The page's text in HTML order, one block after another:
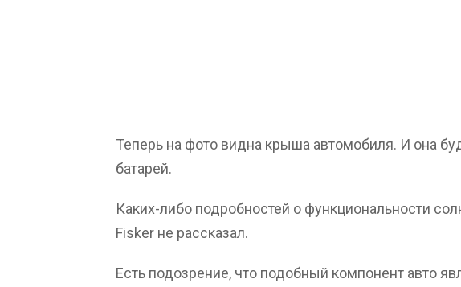
Теперь на фото видна крыша автомобиля. И она
батарей.
Каких-либо подробностей о функциональности
Fisker не рассказал.
Есть подозрение, что подобный компонент авто